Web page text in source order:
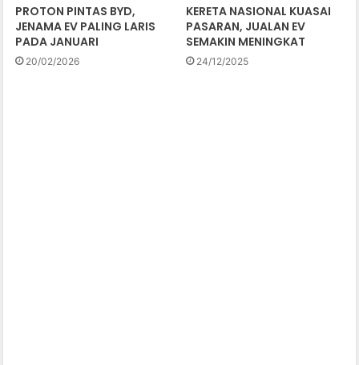
PROTON PINTAS BYD,
JENAMA EV PALING LARIS
PADA JANUARI
20/02/2026
KERETA NASIONAL KUASAI
PASARAN, JUALAN EV
SEMAKIN MENINGKAT
24/12/2025